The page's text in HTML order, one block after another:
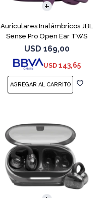
Auriculares Inalámbricos JBL
Sense Pro Open Ear TWS
Purple
USD 169,00
USD 143,65